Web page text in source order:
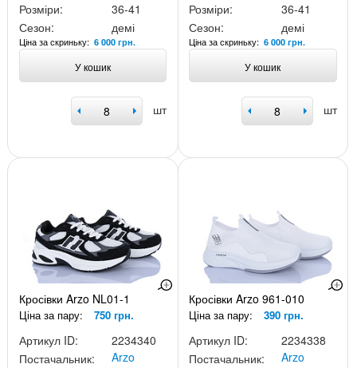
Розміри:
36-41
Сезон:
демі
Ціна за скриньку: 6 000 грн.
У кошик
шт
Розміри:
36-41
Сезон:
демі
Ціна за скриньку:6 000 грн.
У кошик
шт
Кросівки Arzo NL01-1
Ціна за пару: 750 грн.
Артикул ID:
2234340
Постачальник:
Arzo
Кросівки Arzo 961-010
Ціна за пару: 390 грн.
Артикул ID:
2234338
Постачальник:
Arzo